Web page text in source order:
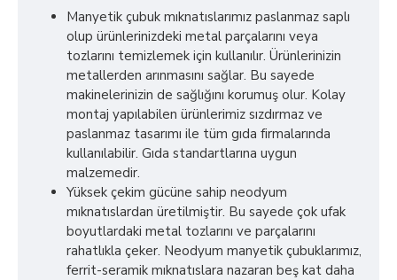
Manyetik çubuk mıknatıslarımız paslanmaz saplı
olup ürünlerinizdeki metal parçalarını veya
tozlarını temizlemek için kullanılır. Ürünlerinizin
metallerden arınmasını sağlar. Bu sayede
makinelerinizin de sağlığını korumuş olur. Kolay
montaj yapılabilen ürünlerimiz sızdırmaz ve
paslanmaz tasarımı ile tüm gıda firmalarında
kullanılabilir. Gıda standartlarına uygun
malzemedir.
Yüksek çekim gücüne sahip neodyum
mıknatıslardan üretilmiştir. Bu sayede çok ufak
boyutlardaki metal tozlarını ve parçalarını
rahatlıkla çeker. Neodyum manyetik çubuklarımız,
ferrit-seramik mıknatıslara nazaran beş kat daha